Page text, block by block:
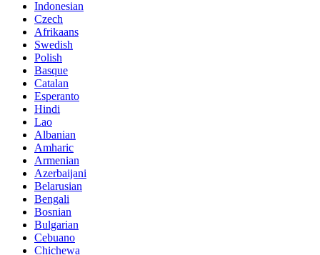
Indonesian
Czech
Afrikaans
Swedish
Polish
Basque
Catalan
Esperanto
Hindi
Lao
Albanian
Amharic
Armenian
Azerbaijani
Belarusian
Bengali
Bosnian
Bulgarian
Cebuano
Chichewa